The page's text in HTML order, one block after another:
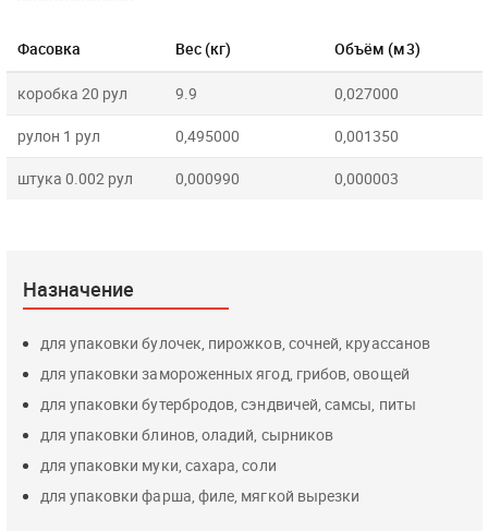
Фасовка Вес (кг) Объём (м3)
коробка 20 рул 9.9 0,027000
рулон 1 рул 0,495000 0,001350
штука 0.002 рул 0,000990 0,000003
Назначение
для упаковки булочек, пирожков, сочней, круассанов
для упаковки замороженных ягод, грибов, овощей
для упаковки бутербродов, сэндвичей, самсы, питы
для упаковки блинов, оладий, сырников
для упаковки муки, сахара, соли
для упаковки фарша, филе, мягкой вырезки